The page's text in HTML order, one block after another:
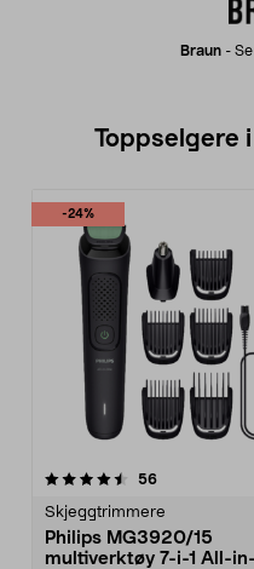
Braun -
Toppselgere
-24%
56anmeldelser
Skjeggtrimmere
Philips MG3920/15
multiverktøy 7-i-1 All-
4.5 av 5 stjerner